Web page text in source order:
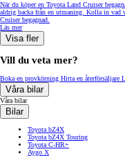
När du köper en Toyota Land Cruiser
aldrig backa från en utmaning. Kolla in vad
Cruiser begagnad.
Läs mer
Visa fler
Vill du veta mer?
Boka en provkörning Hitta en återförsäljare
Våra bilar
Våra bilar
Bilar
Toyota bZ4X
Toyota bZ4X Touring
Toyota C-HR+
Aygo X